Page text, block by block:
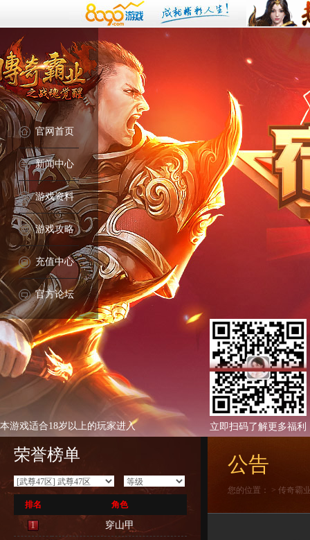
立即扫码了解更多福利
官网首页
新闻中心
游戏资料
游戏攻略
充值中心
官方论坛
本游戏适合18岁以上的玩家进入
荣誉榜单
排名 角色
1 穿山甲
公告
您的位置： > 传奇霸